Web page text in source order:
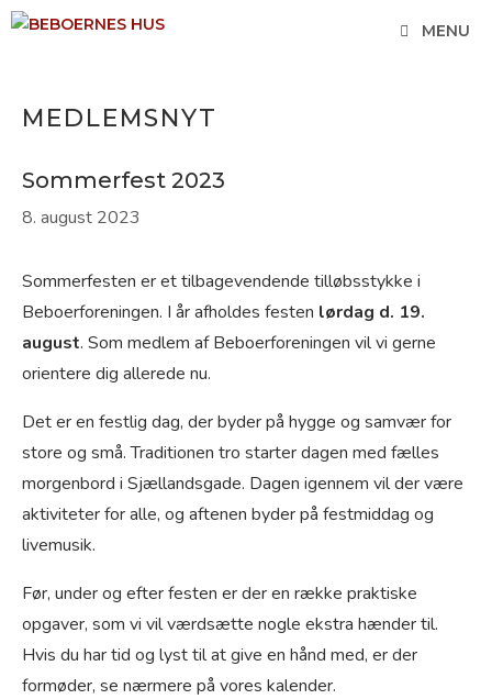
Hop
MENU
MEDLEMSNYT
Sommerfest 2023
8. august 2023
Sommerfesten er et tilbagevendende tilløbsstykke i
Beboerforeningen. I år afholdes festen lørdag d. 19.
august. Som medlem af Beboerforeningen vil vi gerne
orientere dig allerede nu.
Det er en festlig dag, der byder på hygge og samvær for
store og små. Traditionen tro starter dagen med fælles
morgenbord i Sjællandsgade. Dagen igennem vil der være
aktiviteter for alle, og aftenen byder på festmiddag og
livemusik.
Før, under og efter festen er der en række praktiske
opgaver, som vi vil værdsætte nogle ekstra hænder til.
Hvis du har tid og lyst til at give en hånd med, er der
formøder, se nærmere på vores kalender.